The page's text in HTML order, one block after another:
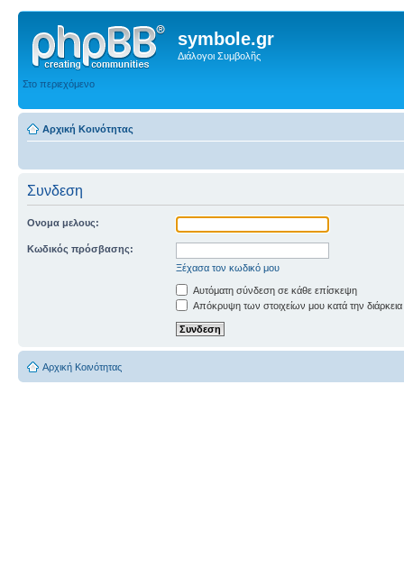
symbole.gr
Διάλογοι Συμβολῆς
Στο περιεχόμενο
Αρχική Κοινότητας
Συνδεση
Ονομα μελους:
Κωδικός πρόσβασης:
Ξέχασα τον κωδικό μου
Αυτόματη σύνδεση σε κάθε επίσκεψη
Απόκρυψη των στοιχείων μου κατά την
Αρχική Κοινότητας